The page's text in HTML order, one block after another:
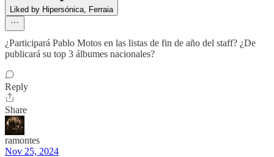
Liked by Hipersónica, Ferraia
¿Participará Pablo Motos en las listas de fin de año del staff? ¿De
publicará su top 3 álbumes nacionales?
Reply
Share
ramontes
Nov 25, 2024